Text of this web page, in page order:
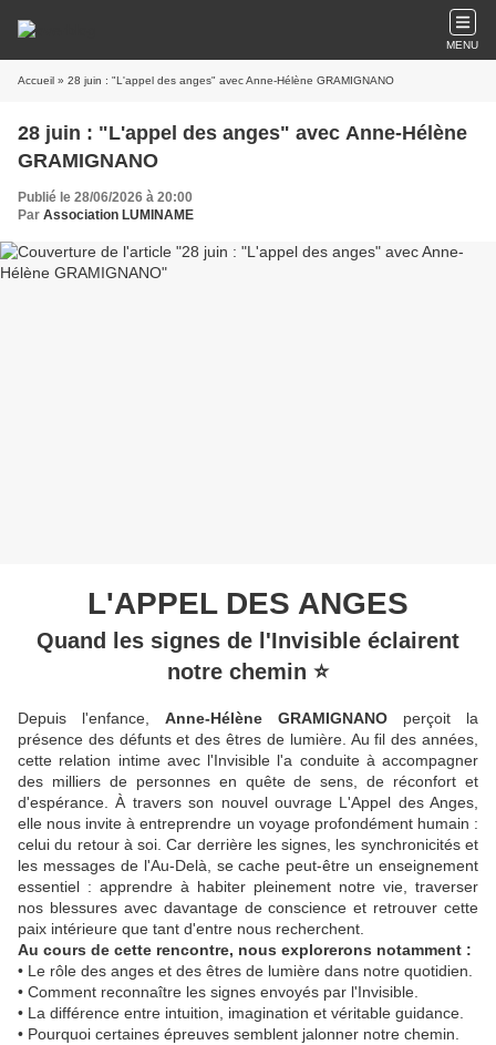
MENU
Accueil » 28 juin : "L'appel des anges" avec Anne-Hélène GRAMIGNANO
28 juin : "L'appel des anges" avec Anne-Hélène
GRAMIGNANO
Publié le 28/06/2026 à 20:00
Par Association LUMINAME
L'APPEL DES ANGES
Quand les signes de l'Invisible éclairent
notre chemin ⭐
Depuis l'enfance, Anne-Hélène GRAMIGNANO perçoit la
présence des défunts et des êtres de lumière. Au fil des années,
cette relation intime avec l'Invisible l'a conduite à accompagner
des milliers de personnes en quête de sens, de réconfort et
d'espérance. À travers son nouvel ouvrage L'Appel des Anges,
elle nous invite à entreprendre un voyage profondément humain :
celui du retour à soi. Car derrière les signes, les synchronicités et
les messages de l'Au-Delà, se cache peut-être un enseignement
essentiel : apprendre à habiter pleinement notre vie, traverser
nos blessures avec davantage de conscience et retrouver cette
paix intérieure que tant d'entre nous recherchent.
Au cours de cette rencontre, nous explorerons notamment :
• Le rôle des anges et des êtres de lumière dans notre quotidien.
• Comment reconnaître les signes envoyés par l'Invisible.
• La différence entre intuition, imagination et véritable guidance.
• Pourquoi certaines épreuves semblent jalonner notre chemin.